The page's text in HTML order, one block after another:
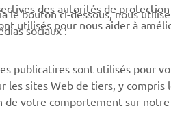
techniques
aux revendeurs
de
des autorités de
utilisés pour nous aider à
le bouton ci-dessous, nous
sociaux :
publicatires sont utilisés pour
les sites Web de tiers, y
votre comportement sur